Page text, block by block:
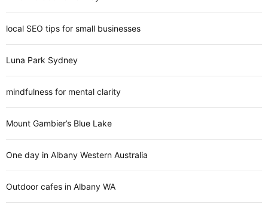
local SEO tips for small businesses
Luna Park Sydney
mindfulness for mental clarity
Mount Gambier’s Blue Lake
One day in Albany Western Australia
Outdoor cafes in Albany WA